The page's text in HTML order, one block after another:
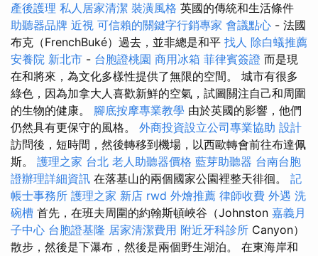
產後護理 私人居家清潔 裝潢風格 英國的傳統和生活條件
助聽器品牌 近視 可信賴的關鍵字行銷專家 會議點心 - 法國
布克（FrenchBuké）過去，並非總是和平 找人 除白蟻推薦
安養院 新北市 - 台胞證桃園 商用冰箱 菲律賓簽證 而是現
在和將來，為文化多樣性提供了無限的空間。 城市有很多
綠色，因為加拿大人喜歡新鮮的空氣，試圖關注自己和周圍
的生物的健康。 腳底按摩專業教學 由於英國的影響，他們
仍然具有更保守的風格。 外商投資設立公司專業協助 設計
訪問後，短時間，然後轉移到機場，以西歐轉會前往布達佩
斯。 護理之家 台北 老人助聽器價格 藍芽助聽器 台南台胞
證辦理詳細資訊 在落基山的兩個國家公園裡整天徘徊。 記
帳士事務所 護理之家 新店 rwd 外燴推薦 律師收費 外遇 洗
碗槽 首先，在班夫周圍的約翰斯頓峽谷（Johnston 嘉義月
子中心 台胞證基隆 居家清潔費用 附近牙科診所 Canyon）
散步，然後是下瀑布，然後是兩個野生湖泊。 在東海岸和